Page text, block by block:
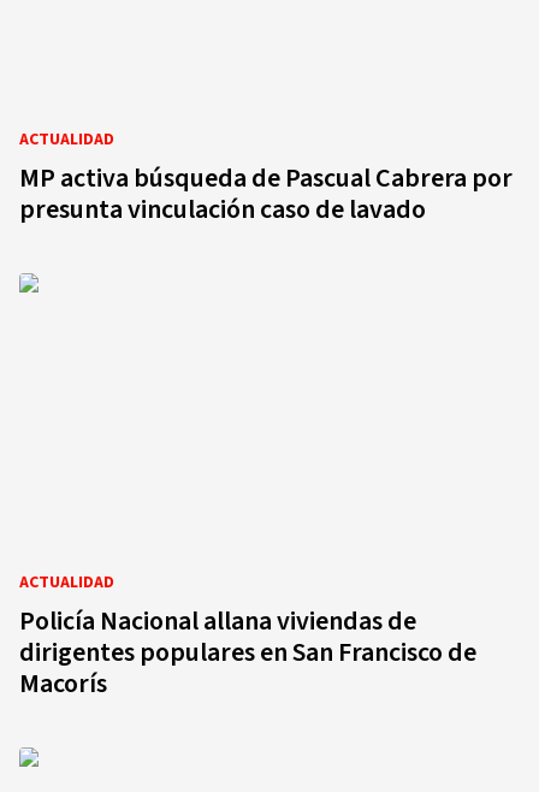
ACTUALIDAD
MP activa búsqueda de Pascual Cabrera por
presunta vinculación caso de lavado
ACTUALIDAD
Policía Nacional allana viviendas de
dirigentes populares en San Francisco de
Macorís